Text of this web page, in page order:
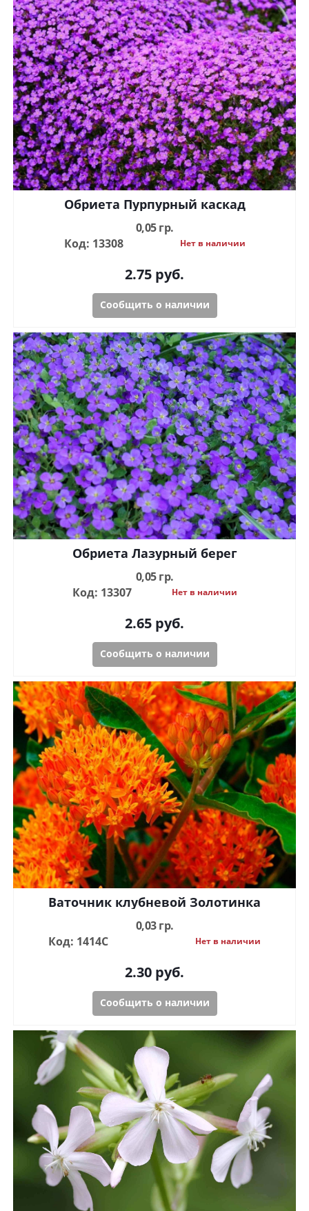
Обриета Пурпурный каскад
0,05 гр.
Код: 13308
Нет в наличии
2.75 руб.
Сообщить о наличии
Обриета Лазурный берег
0,05 гр.
Код: 13307
Нет в наличии
2.65 руб.
Сообщить о наличии
Ваточник клубневой Золотинка
0,03 гр.
Код: 1414С
Нет в наличии
2.30 руб.
Сообщить о наличии